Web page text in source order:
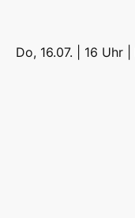
Do, 16.07. | 16 Uhr |